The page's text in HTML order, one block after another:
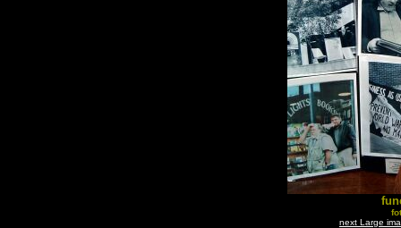
next Large